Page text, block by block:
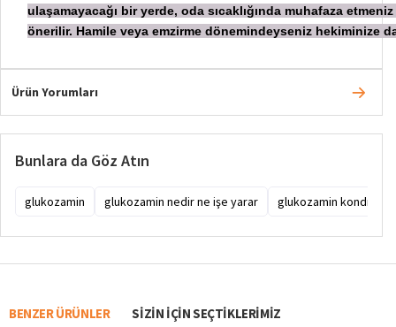
ulaşamayacağı bir yerde, oda sıcaklığında muhafaza
önerilir. Hamile veya emzirme dönemindeyseniz hekiminize
Ürün Yorumları
Bunlara da Göz Atın
glukozamin glukozamin nedir ne işe yarar glukozamin kondroitin
BENZER ÜRÜNLER SIZIN IÇIN SEÇTIKLERIMIZ